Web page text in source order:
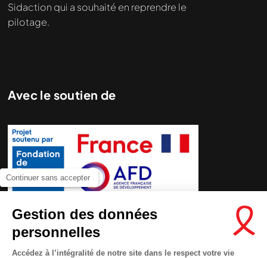
Continuer sans accepter
Gestion des données
personnelles
Accédez à l’intégralité de notre site dans le respect votre vie
Sidaction qui a souhaité en reprendre le
pilotage.
Avec le soutien de